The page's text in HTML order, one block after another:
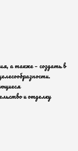
а также – создать в
и отделку